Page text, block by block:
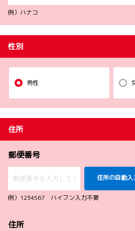
例）ハナコ
性別
男性
住所
郵便番号
住所の自動入
例）1234567 ハイフン入力不要
住所